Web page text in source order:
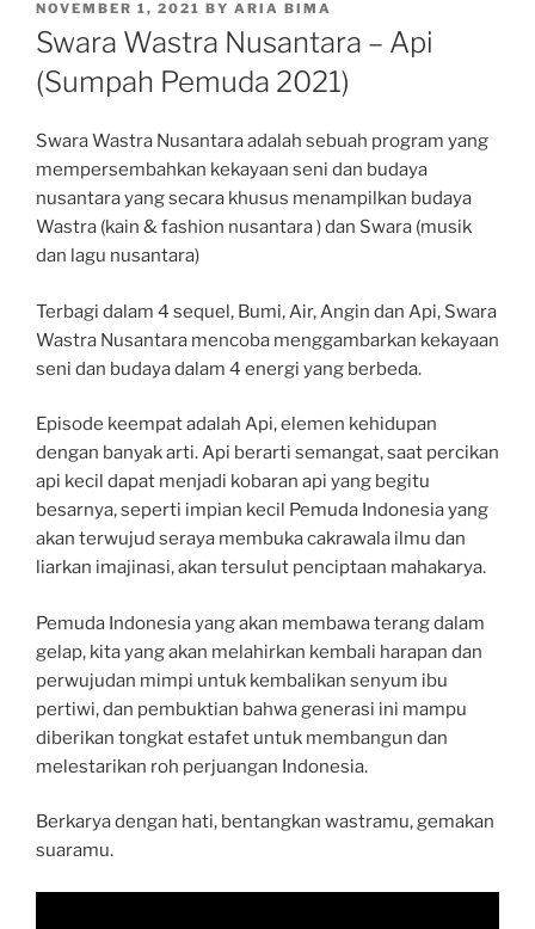
POSTED
ON
NOVEMBER 1, 2021 BY ARIA BIMA
Swara Wastra Nusantara – Api
(Sumpah Pemuda 2021)
Swara Wastra Nusantara adalah sebuah program yang
mempersembahkan kekayaan seni dan budaya
nusantara yang secara khusus menampilkan budaya
Wastra (kain & fashion nusantara ) dan Swara (musik
dan lagu nusantara)
Terbagi dalam 4 sequel, Bumi, Air, Angin dan Api, Swara
Wastra Nusantara mencoba menggambarkan kekayaan
seni dan budaya dalam 4 energi yang berbeda.
Episode keempat adalah Api, elemen kehidupan
dengan banyak arti. Api berarti semangat, saat percikan
api kecil dapat menjadi kobaran api yang begitu
besarnya, seperti impian kecil Pemuda Indonesia yang
akan terwujud seraya membuka cakrawala ilmu dan
liarkan imajinasi, akan tersulut penciptaan mahakarya.
Pemuda Indonesia yang akan membawa terang dalam
gelap, kita yang akan melahirkan kembali harapan dan
perwujudan mimpi untuk kembalikan senyum ibu
pertiwi, dan pembuktian bahwa generasi ini mampu
diberikan tongkat estafet untuk membangun dan
melestarikan roh perjuangan Indonesia.
Berkarya dengan hati, bentangkan wastramu, gemakan
suaramu.